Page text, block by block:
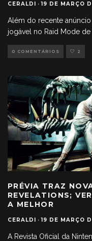
CERALDI · 19 DE MARÇO
Além do recente
jogável no Raid Mode de
0 COMENTÁRIOS 2
PRÉVIA TRAZ
REVELATIONS;
A MELHOR
CERALDI · 19 DE MARÇO
A Revista Oficial da